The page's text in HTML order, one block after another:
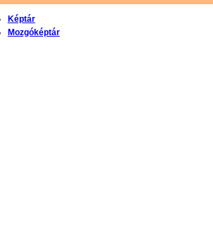
Képtár
Mozgóképtár